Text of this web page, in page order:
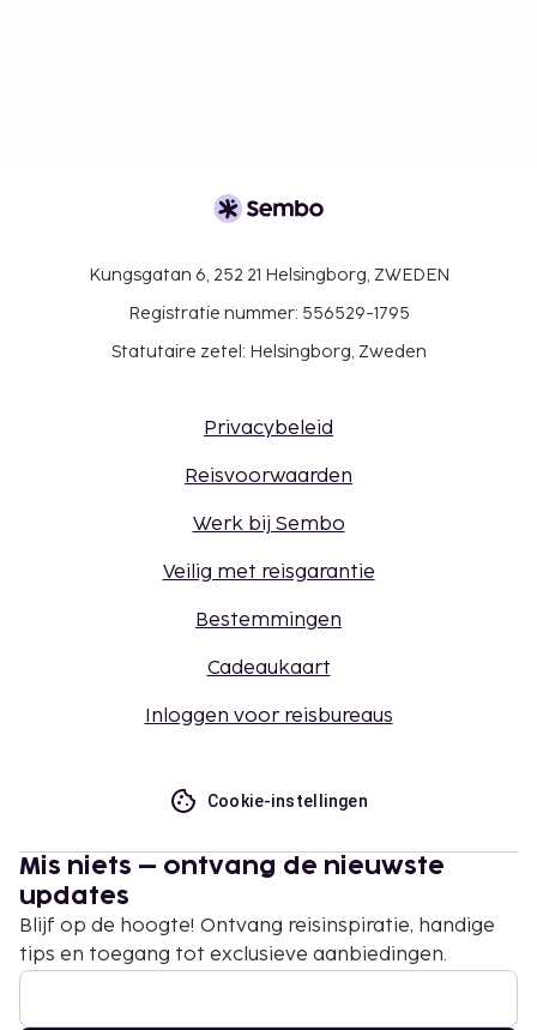
Kungsgatan 6, 252 21 Helsingborg, ZWEDEN
Registratie nummer: 556529-1795
Statutaire zetel: Helsingborg, Zweden
Privacybeleid
Reisvoorwaarden
Werk bij Sembo
Veilig met reisgarantie
Bestemmingen
Cadeaukaart
Inloggen voor reisbureaus
Cookie-instellingen
Mis niets – ontvang de nieuwste
updates
Blijf op de hoogte! Ontvang reisinspiratie, handige
tips en toegang tot exclusieve aanbiedingen.